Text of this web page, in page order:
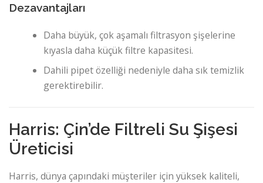
Dezavantajları
Daha büyük, çok aşamalı filtrasyon şişelerine
kıyasla daha küçük filtre kapasitesi.
Dahili pipet özelliği nedeniyle daha sık temizlik
gerektirebilir.
Harris: Çin’de Filtreli Su Şişesi
Üreticisi
Harris, dünya çapındaki müşteriler için yüksek kaliteli,